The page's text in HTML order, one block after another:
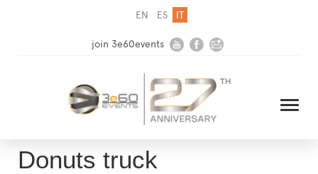
EN ES IT
join 3e60events
Donuts truck